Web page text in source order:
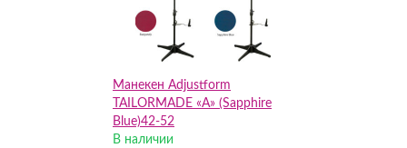
Манекен Adjustform
TAILORMADE «A» (Sapphire
Blue)42-52
В наличии